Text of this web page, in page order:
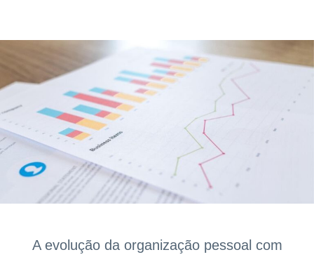
A evolução da organização pessoal com